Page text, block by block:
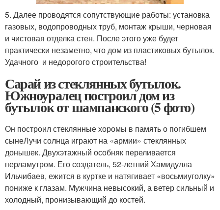
5. Далее проводятся сопутствующие работы: установка
газовых, водопроводных труб, монтаж крыши, черновая
и чистовая отделка стен. После этого уже будет
практически незаметно, что дом из пластиковых бутылок.
Удачного и недорогого строительства!
Сарай из стеклянных бутылок.
Южноуралец построил дом из
бутылок от шампанского (5 фото)
Он построил стеклянные хоромы в память о погибшем
сынеЛучи солнца играют на «армии» стеклянных
донышек. Двухэтажный особняк переливается
перламутром. Его создатель, 52-летний Хамидулла
Ильчибаев, ежится в куртке и натягивает «восьмиуголку»
пониже к глазам. Мужчина невысокий, а ветер сильный и
холодный, пронизывающий до костей.